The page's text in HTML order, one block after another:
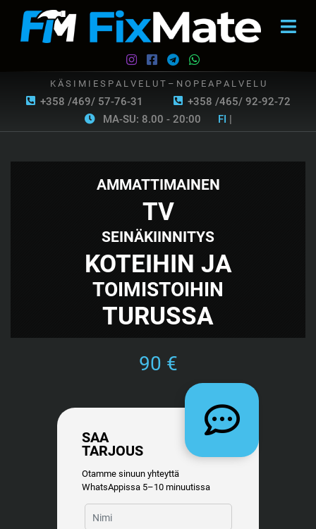
+358 /469/ 57-76-31 +358 /465/ 92-92-72
K Ä S I M I E S P A L V E L U T – N O P E A P A L V E L U
MA-SU: 8.00 - 20:00 FI |
AMMATTIMAINEN
TV
SEINÄKIINNITYS
KOTEIHIN JA
TOIMISTOIHIN
TURUSSA
90 €
SAA
TARJOUS
Otamme sinuun yhteyttä
WhatsAppissa 5–10 minuutissa